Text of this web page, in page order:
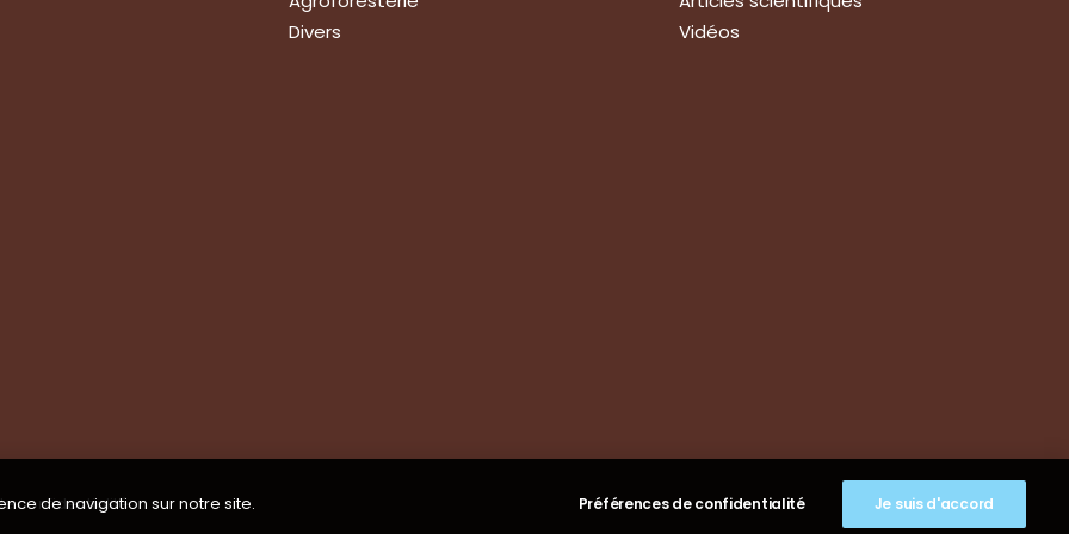
Divers
Vidéos
confidentialité
de navigation sur notre site. Préférences de confidentialité Je suis d'accord